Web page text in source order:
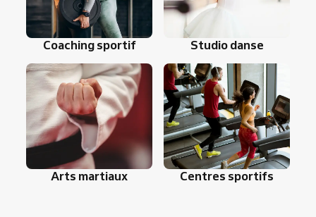
Coaching sportif Studio danse
Arts martiaux Centres sportifs